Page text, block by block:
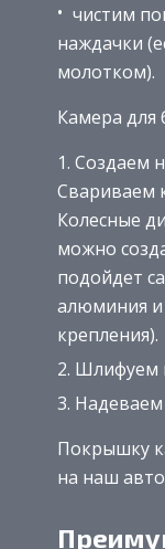
чистим
наждачки
молотком).
Камера для
Создаем
Свариваем
Колесные
можно
подойдет
алюминия
крепления).
Шлифуем
Покрышку
на наш